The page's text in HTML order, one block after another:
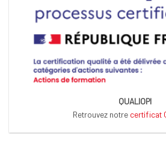
QUALIOPI
Retrouvez notre certificat